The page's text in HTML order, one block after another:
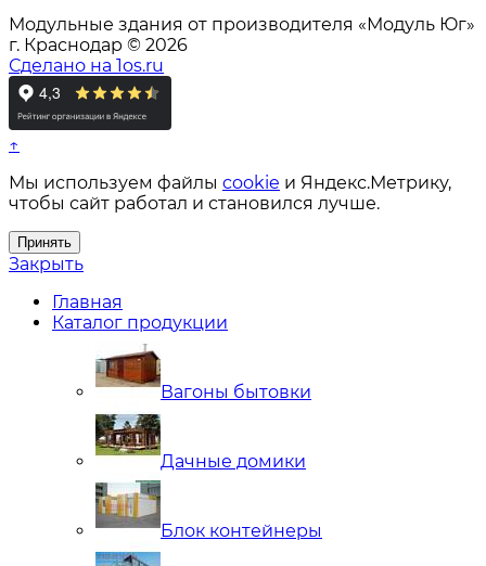
Модульные здания от производителя «Модуль Юг»
г. Краснодар © 2026
Сделано на 1os.ru
↑
Мы используем файлы cookie и Яндекс.Метрику,
чтобы сайт работал и становился лучше.
Принять
Закрыть
Главная
Каталог продукции
Вагоны бытовки
Дачные домики
Блок контейнеры